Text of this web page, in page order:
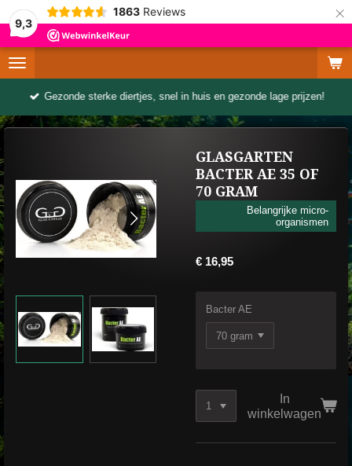
9,3
1863 Reviews ×
Gezonde sterke diertjes, snel in huis en gezonde lage prijzen!
GLASGARTEN
BACTER AE 35 OF
70 GRAM
Belangrijke micro-
organismen
€ 16,95
Bacter AE
In
winkelwagen